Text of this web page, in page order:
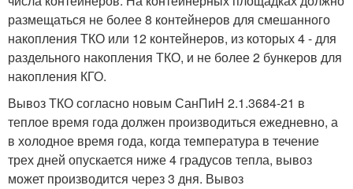
размещаться не более 8 контейнеров для смешанного
накопления ТКО или 12 контейнеров, из которых 4 - для
раздельного накопления ТКО, и не более 2 бункеров для
накопления КГО.
Вывоз ТКО согласно новым СанПиН 2.1.3684-21 в
теплое время года должен производиться ежедневно, а
в холодное время года, когда температура в течение
трех дней опускается ниже 4 градусов тепла, вывоз
может производится через 3 дня. Вывоз